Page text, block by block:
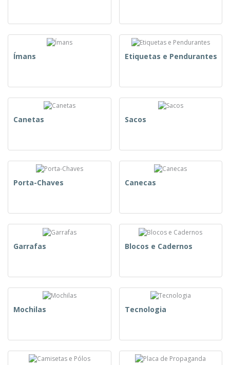
Ímans Etiquetas e Pendurantes
Canetas Sacos
Porta-Chaves Canecas
Garrafas Blocos e Cadernos
Mochilas Tecnologia